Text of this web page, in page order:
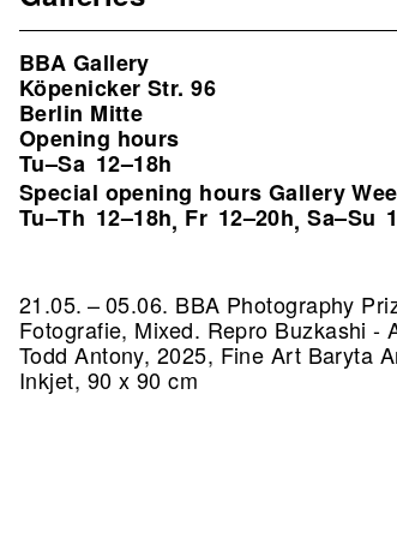
BBA Gallery
Köpenicker Str. 96
Berlin Mitte
Opening hours
Tu–Sa 12–18h
Special opening hours Gallery
Tu–Th 12–18h, Fr 12–20h,Sa–Su
21.05. – 05.06. BBA Photography
Fotografie, Mixed. Repro Buzkashi -
Todd Antony, 2025, Fine Art Baryta
Inkjet, 90 x 90 cm